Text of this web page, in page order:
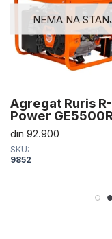
NEMA NA
Agregat Ruris R-
Power
din 92.900
SKU:
9852